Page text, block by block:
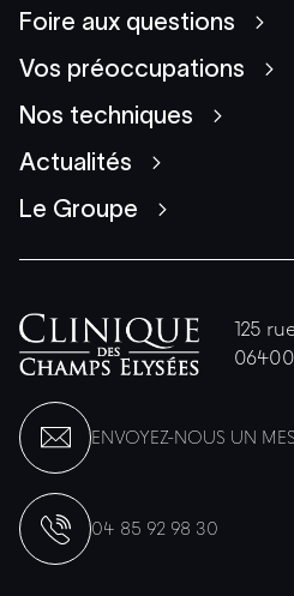
Foire aux questions
Vos préoccupations
Nos techniques
Actualités
Le Groupe
125
ENVOYEZ-NOUS UN
04 85 92 98 30